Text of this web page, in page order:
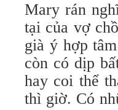
Mary rán
tại của vợ
già ý hợp
còn có dịp
hay coi thể
thì giờ. Có